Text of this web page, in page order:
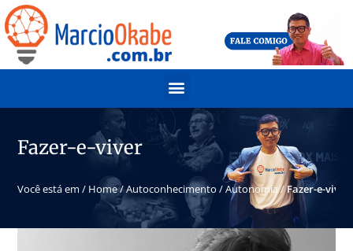
Fazer-e-viver
Você está em / Home/Autoconhecimento /Autonomia/Fazer-e-viver